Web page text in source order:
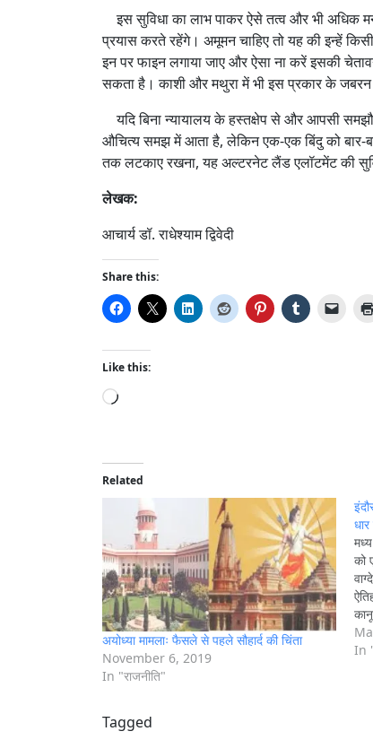
इस सुविधा का लाभ पाकर ऐसे तत्व और भी अधिक
प्रयास करते रहेंगे। अमूमन चाहिए तो यह की इन्हें
इन पर फाइन लगाया जाए और ऐसा ना करें इसकी
सकता है। काशी और मथुरा में भी इस प्रकार के
यदि बिना न्यायालय के हस्तक्षेप से और आपसी
औचित्य समझ में आता है, लेकिन एक-एक बिंदु को बार-
तक लटकाए रखना, यह अल्टरनेट लैंड एलॉटमेंट की
लेखक:
आचार्य डॉ. राधेश्याम द्विवेदी
Share this:
Like this:
L
d
i
…
Related
अयोध्या मामलाः फैसले से पहले सौहार्द की चिंता
November 6, 2019
In "राजनीति"
को
In
Tagged